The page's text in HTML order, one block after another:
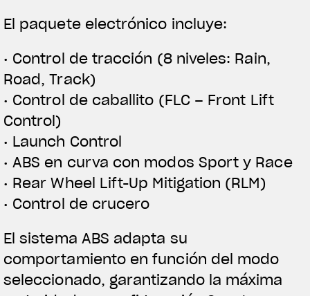
El paquete electrónico incluye:
• Control de tracción (8 niveles: Rain,
Road, Track)
• Control de caballito (FLC – Front Lift
Control)
• Launch Control
• ABS en curva con modos Sport y Race
• Rear Wheel Lift-Up Mitigation (RLM)
• Control de crucero
El sistema ABS adapta su
comportamiento en función del modo
seleccionado, garantizando la máxima